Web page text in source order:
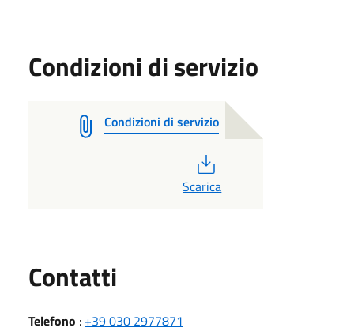
Condizioni di servizio
Condizioni di servizio
Scarica
Contatti
Telefono : +39 030 2977871